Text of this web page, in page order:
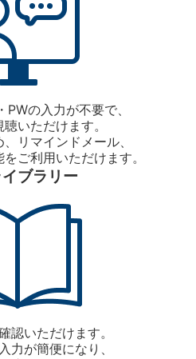
の入力が不要で、
いただけます。
リマインドメール、
ご利用いただけます。
ブラリー
認いただけます。
力が簡便になり、